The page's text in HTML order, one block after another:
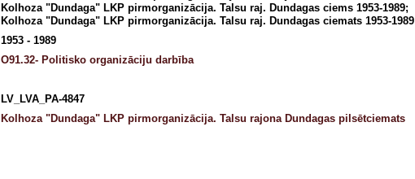
Kolhoza "Dundaga" LKP pirmorganizācija. Talsu raj. Dundagas ciems 1953-1989;
Kolhoza "Dundaga" LKP pirmorganizācija. Talsu raj. Dundagas ciemats 1953-1989
1953 - 1989
O91.32- Politisko organizāciju darbība
LV_LVA_PA-4847
Kolhoza "Dundaga" LKP pirmorganizācija. Talsu rajona Dundagas pilsētciemats